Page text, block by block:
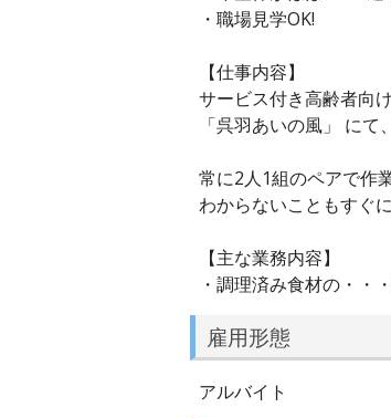
・職場見学OK!
【仕事内容】
サービス付き高齢者向
「呉羽あいの風」 にて
常に2人1組のペアで作
わからないこともすぐ
【主な業務内容】
・調理済み食材の・・
雇用形態
アルバイト